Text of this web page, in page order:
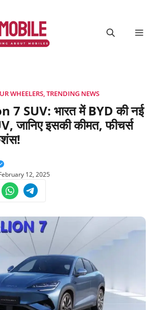
WHEELERS,TRENDING NEWS
7 SUV: भारत में BYD की नई
जानिए इसकी कीमत, फीचर्स
12, 2025